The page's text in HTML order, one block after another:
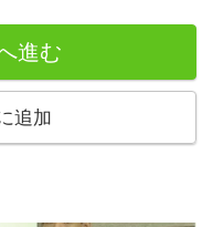
進む
追加